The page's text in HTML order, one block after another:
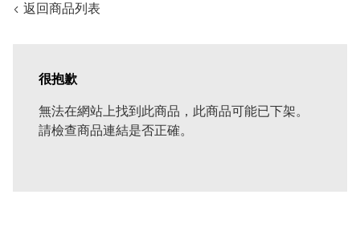
< 返回商品列表
很抱歉
無法在網站上找到此商品，此商品可能已下架。
請檢查商品連結是否正確。